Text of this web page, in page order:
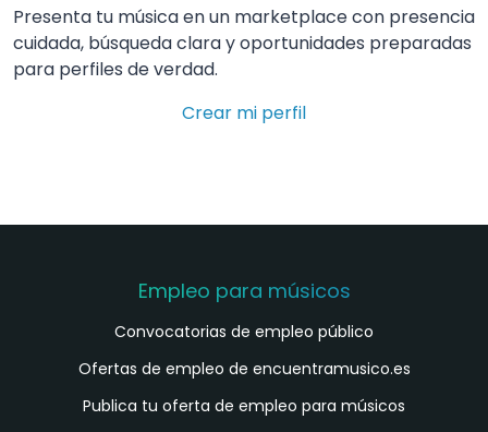
Presenta tu música en un marketplace con presencia
cuidada, búsqueda clara y oportunidades preparadas
para perfiles de verdad.
Crear mi perfil
Empleo para músicos
Convocatorias de empleo público
Ofertas de empleo de encuentramusico.es
Publica tu oferta de empleo para músicos